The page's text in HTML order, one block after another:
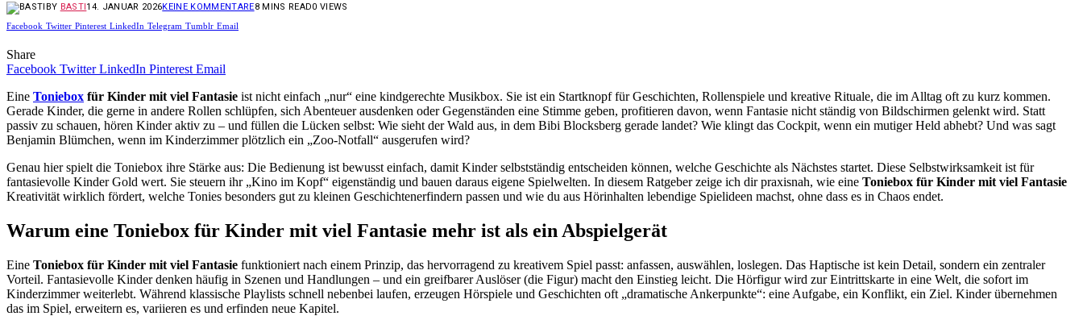
BY BASTI14. JANUAR 2026KEINE KOMMENTARE8 MINS READ0 VIEWS
Facebook Twitter Pinterest LinkedIn Telegram Tumblr Email
Share
Facebook Twitter LinkedIn Pinterest Email
Eine Toniebox für Kinder mit viel Fantasie ist nicht einfach „nur“ eine kindgerechte Musikbox. Sie ist ein Startknopf für Geschichten, Rollenspiele und kreative Rituale, die im Alltag oft zu kurz kommen.
Gerade Kinder, die gerne in andere Rollen schlüpfen, sich Abenteuer ausdenken oder Gegenständen eine Stimme geben, profitieren davon, wenn Fantasie nicht ständig von Bildschirmen gelenkt wird. Statt
passiv zu schauen, hören Kinder aktiv zu – und füllen die Lücken selbst: Wie sieht der Wald aus, in dem Bibi Blocksberg gerade landet? Wie klingt das Cockpit, wenn ein mutiger Held abhebt? Und was sagt
Benjamin Blümchen, wenn im Kinderzimmer plötzlich ein „Zoo-Notfall“ ausgerufen wird?
Genau hier spielt die Toniebox ihre Stärke aus: Die Bedienung ist bewusst einfach, damit Kinder selbstständig entscheiden können, welche Geschichte als Nächstes startet. Diese Selbstwirksamkeit ist für
fantasievolle Kinder Gold wert. Sie steuern ihr „Kino im Kopf“ eigenständig und bauen daraus eigene Spielwelten. In diesem Ratgeber zeige ich dir praxisnah, wie eine Toniebox für Kinder mit viel Fantasie
Kreativität wirklich fördert, welche Tonies besonders gut zu kleinen Geschichtenerfindern passen und wie du aus Hörinhalten lebendige Spielideen machst, ohne dass es in Chaos endet.
Warum eine Toniebox für Kinder mit viel Fantasie mehr ist als ein Abspielgerät
Eine Toniebox für Kinder mit viel Fantasie funktioniert nach einem Prinzip, das hervorragend zu kreativem Spiel passt: anfassen, auswählen, loslegen. Das Haptische ist kein Detail, sondern ein zentraler
Vorteil. Fantasievolle Kinder denken häufig in Szenen und Handlungen – und ein greifbarer Auslöser (die Figur) macht den Einstieg leicht. Die Hörfigur wird zur Eintrittskarte in eine Welt, die sofort im
Kinderzimmer weiterlebt. Während klassische Playlists schnell nebenbei laufen, erzeugen Hörspiele und Geschichten oft „dramatische Ankerpunkte“: eine Aufgabe, ein Konflikt, ein Ziel. Kinder übernehmen
das im Spiel, erweitern es, variieren es und erfinden neue Kapitel.